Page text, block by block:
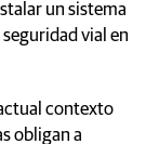
un sistema
vial en
contexto
obligan a